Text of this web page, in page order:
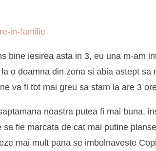
bine iesirea asta in 3, eu una m-am
o doamna din zona si abia astept
va fi tot mai greu sa stam la are 3
noastra putea fi mai buna,
sa fie marcata de cat mai putine
mai mult pana se imbolnaveste